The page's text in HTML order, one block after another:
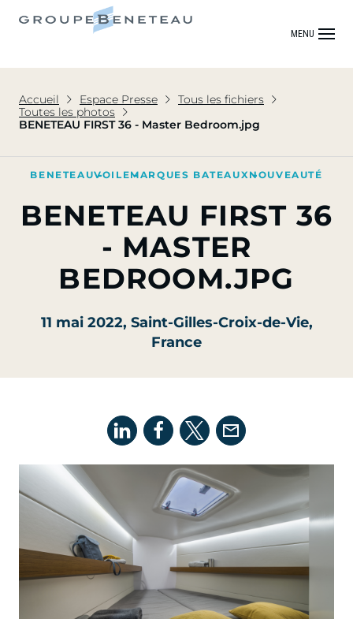
MENU
Accueil Espace Presse
Tous les fichiers
Toutes les photos
BENETEAU FIRST 36 - Master Bedroom.jpg
BENETEAUVOILEMARQUES BATEAUXNOUVEAUTÉ
BENETEAU FIRST 36
- MASTER
BEDROOM.JPG
11 mai 2022, Saint-Gilles-Croix-de-Vie,
France